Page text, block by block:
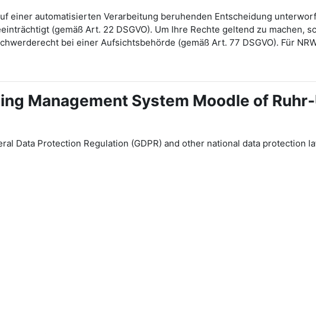
einer automatisierten Verarbeitung beruhenden Entscheidung
(gemäß Art. 22 DSGVO). Um Ihre Rechte geltend zu machen,
bei einer Aufsichtsbehörde (gemäß Art. 77 DSGVO). Für
Management System Moodle of
Data Protection Regulation (GDPR) and other national data protection